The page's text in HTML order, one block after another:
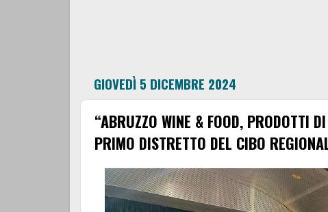
GIOVEDÌ 5 DICEMBRE 2024
“ABRUZZO WINE & FOOD, PRODOTTI
PRIMO DISTRETTO DEL CIBO